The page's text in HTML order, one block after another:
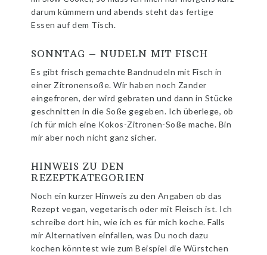
darum kümmern und abends steht das fertige
Essen auf dem Tisch.
SONNTAG – NUDELN MIT FISCH
Es gibt frisch gemachte Bandnudeln mit Fisch in
einer Zitronensoße. Wir haben noch Zander
eingefroren, der wird gebraten und dann in Stücke
geschnitten in die Soße gegeben. Ich überlege, ob
ich für mich eine Kokos-Zitronen-Soße mache. Bin
mir aber noch nicht ganz sicher.
HINWEIS ZU DEN
REZEPTKATEGORIEN
Noch ein kurzer Hinweis zu den Angaben ob das
Rezept vegan, vegetarisch oder mit Fleisch ist. Ich
schreibe dort hin, wie ich es für mich koche. Falls
mir Alternativen einfallen, was Du noch dazu
kochen könntest wie zum Beispiel die Würstchen